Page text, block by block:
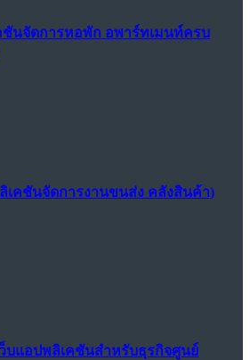
ชันจัดการหอพัก อพาร์ทเมนท์ครบ
เคชันจัดการงานขนส่ง คลังสินค้า)
ว็บแอปพลิเคชันสำหรับธุรกิจศูนย์